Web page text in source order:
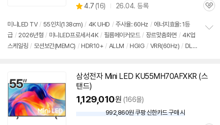
별
점
4.7 (상
리
뷰
16) 26.04. 등록
관
미니LED TV / 55인치 (138cm) / 4K UHD / 주사율: 60Hz / 에너지효율: 1등
급 / 2026년형 / 미니LED프로세서4K / 필름메이커모드 / 장르맞춤화면 / 4K업
스케일링 / 모션보간(MEMC) / HDR10+ / ALLM / HGIG / VRR(60Hz) / DL
삼성전자 Mini LED KU55MH70AFXKR (스
탠드)
1,129,010원 (166몰)
992,860원 쿠팡 신한카드 구매 시